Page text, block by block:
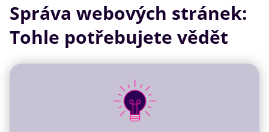
Správa webových stránek:
Tohle potřebujete vědět